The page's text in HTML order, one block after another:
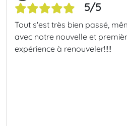
5/5
Tout s'est très bien passé,
avec notre nouvelle et
expérience à renouveler!!!!!